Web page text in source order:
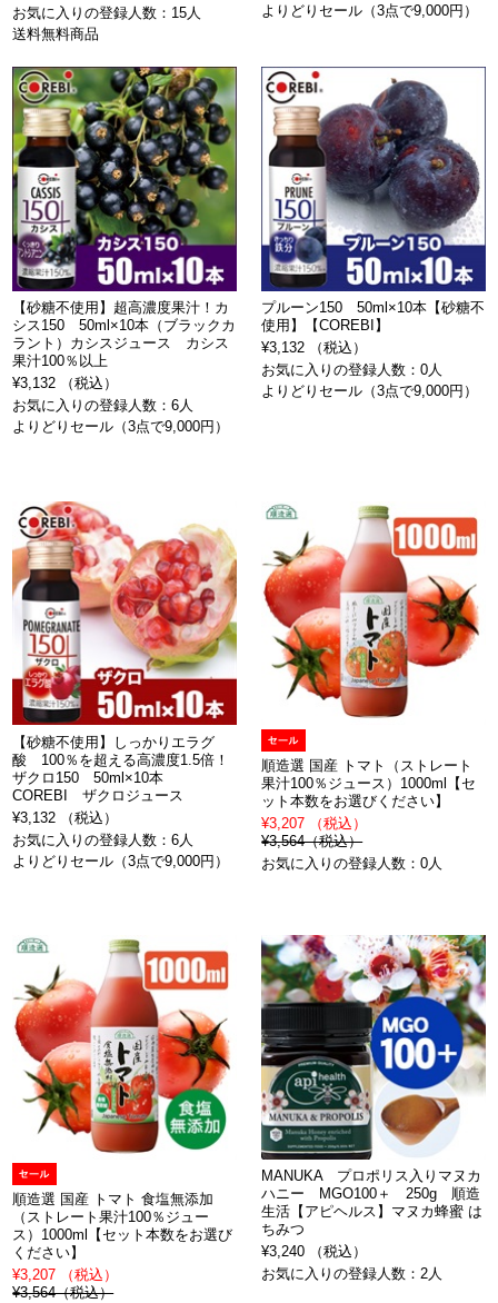
お気に入りの登録人数：15人
送料無料商品
よりどりセール（3点で9,000円）
【砂糖不使用】超高濃度果汁！カ
シス150 50ml×10本（ブラックカ
ラント）カシスジュース カシス
果汁100％以上
¥3,132 （税込）
お気に入りの登録人数：6人
よりどりセール（3点で9,000円）
プルーン150 50ml×10本【砂糖不
使用】【COREBI】
¥3,132 （税込）
お気に入りの登録人数：0人
よりどりセール（3点で9,000円）
【砂糖不使用】しっかりエラグ
酸 100％を超える高濃度1.5倍！
ザクロ150 50ml×10本
COREBI ザクロジュース
¥3,132 （税込）
お気に入りの登録人数：6人
よりどりセール（3点で9,000円）
順造選 国産 トマト（ストレート
果汁100％ジュース）1000ml【セ
ット本数をお選びください】
¥3,207 （税込）
¥3,564（税込）
お気に入りの登録人数：0人
順造選 国産 トマト 食塩無添加
（ストレート果汁100％ジュー
ス）1000ml【セット本数をお選び
ください】
¥3,207 （税込）
¥3,564（税込）
MANUKA プロポリス入りマヌカ
ハニー MGO100＋ 250g 順造
生活【アピヘルス】マヌカ蜂蜜 は
ちみつ
¥3,240 （税込）
お気に入りの登録人数：2人